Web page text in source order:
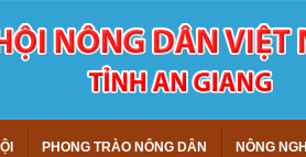
PHONG TRÀO NÔNG DÂN NÔNG